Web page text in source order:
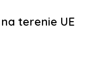
terenie UE